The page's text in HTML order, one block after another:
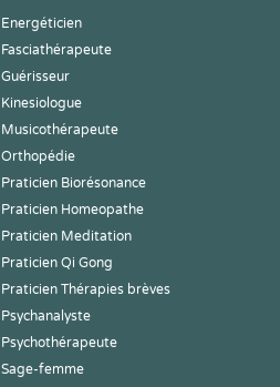
Energéticien
Fasciathérapeute
Guérisseur
Kinesiologue
Musicothérapeute
Orthopédie
Praticien Biorésonance
Praticien Homeopathe
Praticien Meditation
Praticien Qi Gong
Praticien Thérapies brèves
Psychanalyste
Psychothérapeute
Sage-femme